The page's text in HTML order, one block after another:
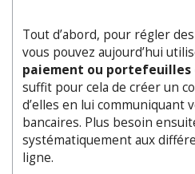
Tout d’abord, pour régler
vous pouvez aujourd’hui
paiement ou portefeuilles
suffit pour cela de créer un
d’elles en lui communiquant
bancaires. Plus besoin
systématiquement aux
ligne.